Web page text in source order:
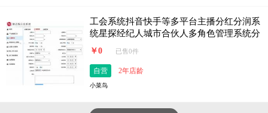
工会系统抖音快手等多平台主播分红分润系
统星探经纪人城市合伙人多角色管理系统分
红统计系统
￥0 已售0件
自营 2年店龄
小菜鸟